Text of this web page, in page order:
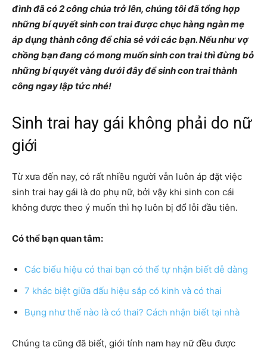
đình đã có 2 công chúa trở lên, chúng tôi đã tổng hợp
những bí quyết sinh con trai được chục hàng ngàn mẹ
áp dụng thành công để chia sẻ với các bạn. Nếu như vợ
chồng bạn đang có mong muốn sinh con trai thì đừng bỏ
những bí quyết vàng dưới đây để sinh con trai thành
công ngay lập tức nhé!
Sinh trai hay gái không phải do nữ
giới
Từ xưa đến nay, có rất nhiều người vẫn luôn áp đặt việc
sinh trai hay gái là do phụ nữ, bởi vậy khi sinh con cái
không được theo ý muốn thì họ luôn bị đổ lỗi đầu tiên.
Có thể bạn quan tâm:
Các biểu hiệu có thai bạn có thể tự nhận biết dễ dàng
7 khác biệt giữa dấu hiệu sắp có kinh và có thai
Bụng như thế nào là có thai? Cách nhận biết tại nhà
Chúng ta cũng đã biết, giới tính nam hay nữ đều được